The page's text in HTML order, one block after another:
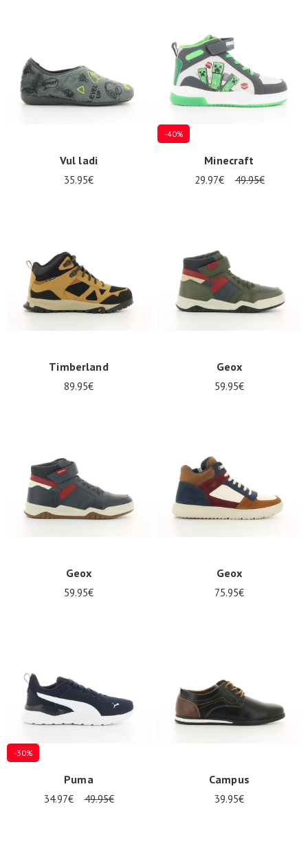
Vul ladi
35.95€
-40%
Minecraft
29.97€ 49.95€
Timberland
89.95€
Geox
59.95€
Geox
59.95€
Geox
75.95€
-30%
Puma
34.97€ 49.95€
Campus
39.95€